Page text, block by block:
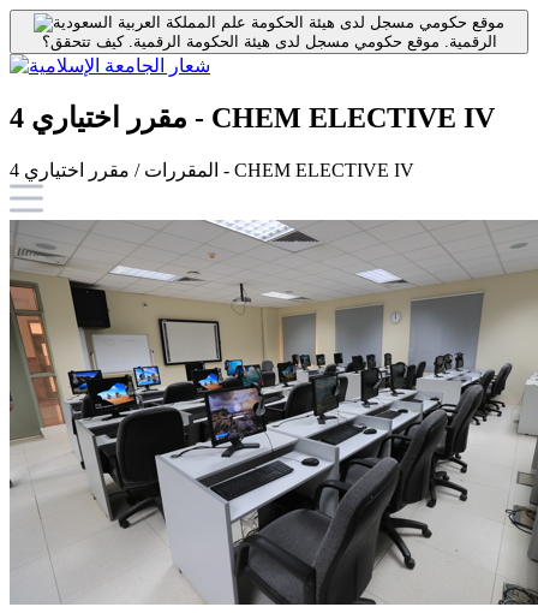
موقع حكومي مسجل لدى هيئة الحكومة
الرقمية. موقع حكومي مسجل لدى هيئة الحكومة الرقمية.كيف تتحقق؟
مقرر اختياري 4 - CHEM ELECTIVE IV
المقررات / مقرر اختياري 4 - CHEM ELECTIVE IV